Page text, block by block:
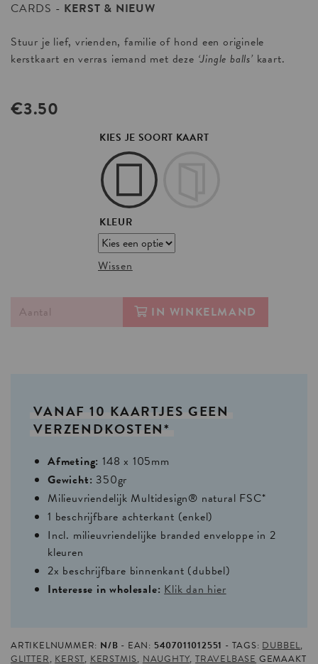
CARDS
KERST & NIEUW
Stuur je lief, vrienden, familie of hond een originele
kerstkaart en verras iemand met deze ‘Jingle balls’ kaart.
€3.50
KIES JE SOORT KAART
KLEUR
Wissen
IN WINKELMAND
VANAF 10 KAARTJES GEEN
VERZENDKOSTEN*
Afmeting: 148 x 105mm
Gewicht: 350gr
Milieuvriendelijk Multidesign® natural FSC*
1 beschrijfbare achterkant (enkel)
Incl. milieuvriendelijke branded enveloppe in 2
kleuren
2x beschrijfbare binnenkant (dubbel)
Interesse in wholesale: Klik dan hier
ARTIKELNUMMER: N/B EAN: 5407011012551 TAGS: DUBBEL,
GLITTER, KERST, KERSTMIS, NAUGHTY,TRAVELBASE GEMAAKT